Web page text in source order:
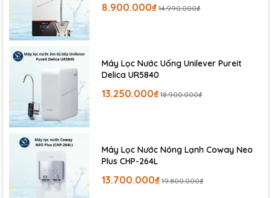
8.900.000₫ 14.990.000₫
Máy Lọc Nước Uống Unilever Pureit
Delica UR5840
13.250.000₫ 18.900.000₫
Máy Lọc Nước Nóng Lạnh Coway Neo
Plus CHP-264L
13.700.000₫ 19.800.000₫